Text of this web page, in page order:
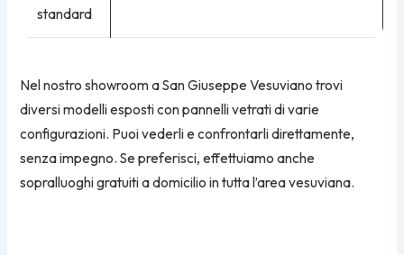
standard
Nel nostro showroom a San Giuseppe Vesuviano trovi
diversi modelli esposti con pannelli vetrati di varie
configurazioni. Puoi vederli e confrontarli direttamente,
senza impegno. Se preferisci, effettuiamo anche
sopralluoghi gratuiti a domicilio in tutta l’area vesuviana.